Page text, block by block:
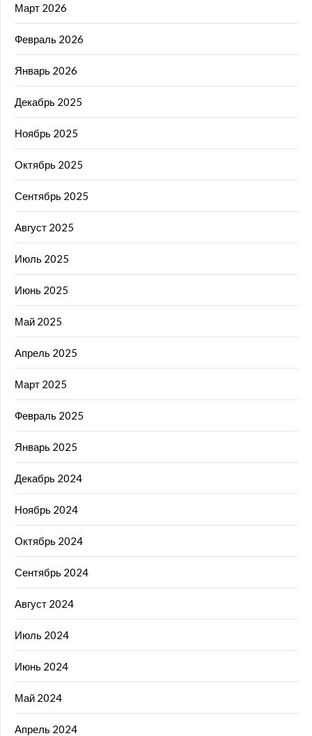
Март 2026
Февраль 2026
Январь 2026
Декабрь 2025
Ноябрь 2025
Октябрь 2025
Сентябрь 2025
Август 2025
Июль 2025
Июнь 2025
Май 2025
Апрель 2025
Март 2025
Февраль 2025
Январь 2025
Декабрь 2024
Ноябрь 2024
Октябрь 2024
Сентябрь 2024
Август 2024
Июль 2024
Июнь 2024
Май 2024
Апрель 2024